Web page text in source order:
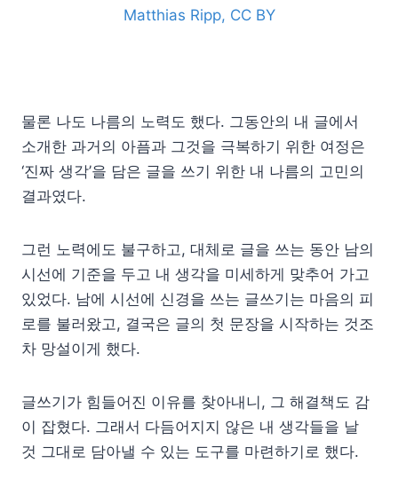
Matthias Ripp, CC BY
물론 나도 나름의 노력도 했다. 그동안의 내 글에서
소개한 과거의 아픔과 그것을 극복하기 위한 여정은
‘진짜 생각’을 담은 글을 쓰기 위한 내 나름의 고민의
결과였다.
그런 노력에도 불구하고, 대체로 글을 쓰는 동안 남의
시선에 기준을 두고 내 생각을 미세하게 맞추어 가고
있었다. 남에 시선에 신경을 쓰는 글쓰기는 마음의 피
로를 불러왔고, 결국은 글의 첫 문장을 시작하는 것조
차 망설이게 했다.
글쓰기가 힘들어진 이유를 찾아내니, 그 해결책도 감
이 잡혔다. 그래서 다듬어지지 않은 내 생각들을 날
것 그대로 담아낼 수 있는 도구를 마련하기로 했다.